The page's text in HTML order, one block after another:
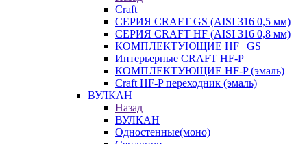
Craft
СЕРИЯ CRAFT GS (AISI 316 0,5 мм)
СЕРИЯ CRAFT HF (AISI 316 0,8 мм)
КОМПЛЕКТУЮЩИЕ HF | GS
Интерьерные CRAFT HF-P
КОМПЛЕКТУЮЩИЕ HF-P (эмаль)
Craft HF-P переходник (эмаль)
ВУЛКАН
Назад
ВУЛКАН
Одностенные(моно)